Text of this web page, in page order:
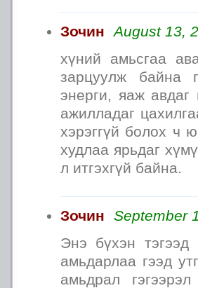
Зочин
August 13,
хүний амьсгаа
зарцуулж байна
энерги, яаж
ажилладаг
хэрэггүй болох ч
худлаа ярьдаг
л итгэхгүй байна.
Зочин
September
Энэ бүхэн
амьдарлаа гээд
амьдрал